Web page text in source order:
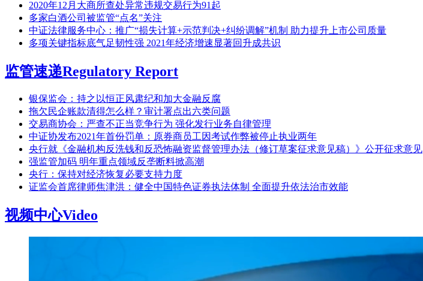
2020年12月大商所查处异常违规交易行为91起
多家白酒公司被监管“点名”关注
中证法律服务中心：推广“损失计算+示范判决+纠纷调解”机制 助力提升上市公司质量
多项关键指标底气足韧性强 2021年经济增速显著回升成共识
监管速递Regulatory Report
银保监会：持之以恒正风肃纪和加大金融反腐
拖欠民企账款清得怎么样？审计署点出六类问题
交易商协会：严查不正当竞争行为 强化发行业务自律管理
中证协发布2021年首份罚单：原券商员工因考试作弊被停止执业两年
央行就《金融机构反洗钱和反恐怖融资监督管理办法（修订草案征求意见稿）》公开征求意见
强监管加码 明年重点领域反垄断料掀高潮
央行：保持对经济恢复必要支持力度
证监会首席律师焦津洪：健全中国特色证券执法体制 全面提升依法治市效能
视频中心Video